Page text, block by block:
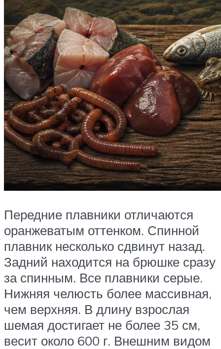
Передние плавники отличаются
оранжеватым оттенком. Спинной
плавник несколько сдвинут назад.
Задний находится на брюшке сразу
за спинным. Все плавники серые.
Нижняя челюсть более массивная,
чем верхняя. В длину взрослая
шемая достигает не более 35 см,
весит около 600 г. Внешним видом